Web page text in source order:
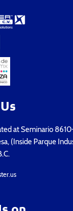
at Seminario
(Inside Parque